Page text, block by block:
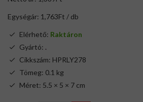
Egységár: 1,763Ft / db
Elérhető: Raktáron
Gyártó: .
Cikkszám: HPRLY278
Tömeg: 0.1 kg
Méret: 5.5 × 5 × 7 cm